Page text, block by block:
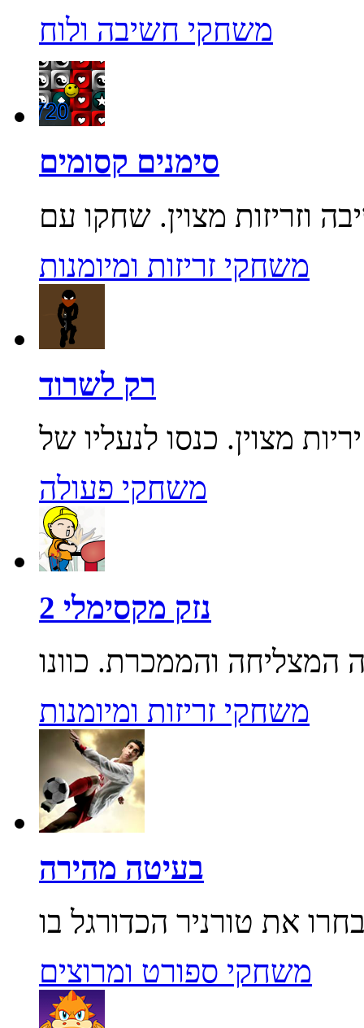
משחקי חשיבה ולוח
סימנים קסומים
משחקי זריזות ומיומנות
רק לשרוד
משחקי פעולה
נזק מקסימלי 2
משחקי זריזות ומיומנות
בעיטה מהירה
משחקי ספורט ומרוצים